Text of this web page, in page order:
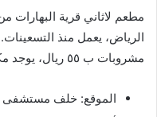
مطعم لاثاني قرية البهارات
الرياض، يعمل منذ
مشروبات ب ٥٥ ريال، يوجد مكان للعوائل.
الموقع: خلف مستشفى